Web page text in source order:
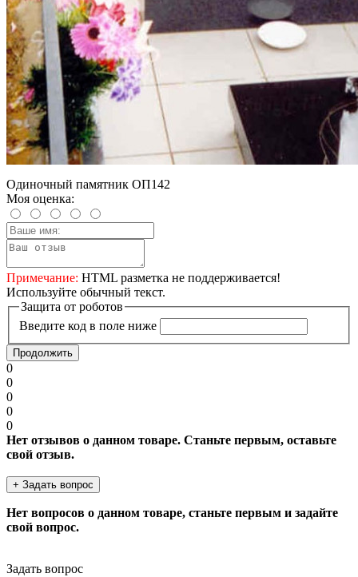
Одиночный памятник ОП142
Моя оценка:
Примечание: HTML разметка не поддерживается!
Используйте обычный текст.
Защита от роботов
Введите код в поле ниже
Продолжить
0
0
0
0
0
Нет отзывов о данном товаре. Станьте первым, оставьте
свой отзыв.
+ Задать вопрос
Нет вопросов о данном товаре, станьте первым и задайте
свой вопрос.
Задать вопрос